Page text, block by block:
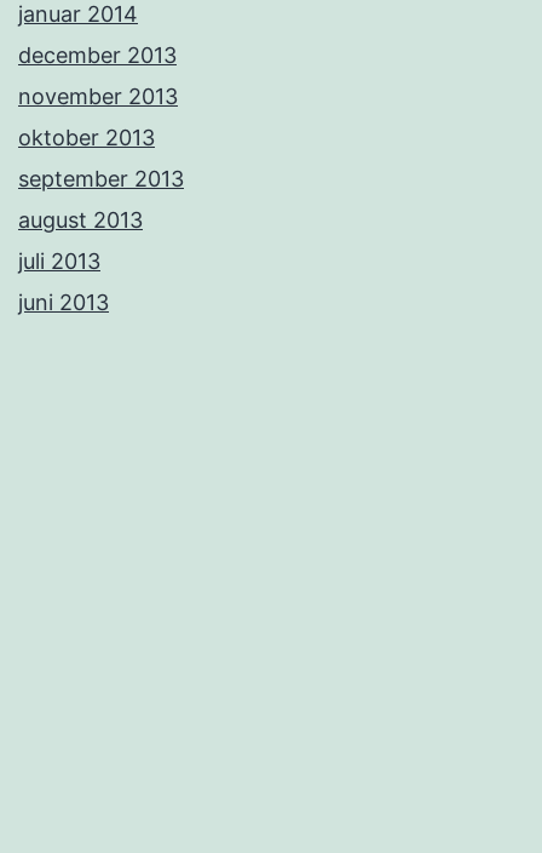
januar 2014
december 2013
november 2013
oktober 2013
september 2013
august 2013
juli 2013
juni 2013